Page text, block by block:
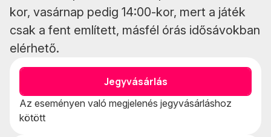
kor, vasárnap pedig 14:00-kor, mert a játék
csak a fent említett, másfél órás idősávokban
elérhető.
Jegyvásárlás
Az eseményen való megjelenés jegyvásárláshoz
kötött